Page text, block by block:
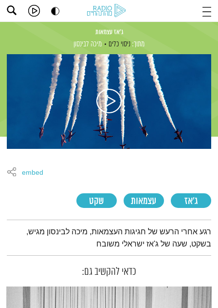
ג'אז עצמאות
מתוך: ניסוי כלים מיכה לבינסון
ג'אז עצמאות שקט
embed
תמצית הפודקאסט
רגע אחרי הרעש של חגיגות העצמאות, מיכה לבינסון מגיש,
בשקט, שעה של ג'אז ישראלי משובח
כדאי להקשיב גם: